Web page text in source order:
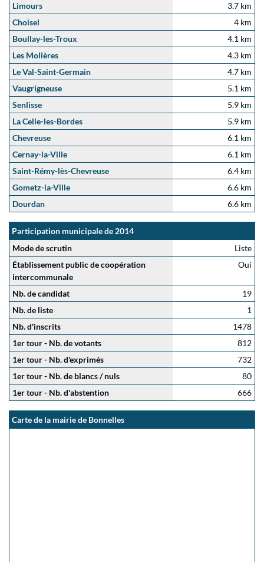
Limours
3.7 km
Choisel
4 km
Boullay-les-Troux
4.1 km
Les Molières
4.3 km
Le Val-Saint-Germain
4.7 km
Vaugrigneuse
5.1 km
Senlisse
5.9 km
La Celle-les-Bordes
5.9 km
Chevreuse
6.1 km
Cernay-la-Ville
6.1 km
Saint-Rémy-lès-Chevreuse
6.4 km
Gometz-la-Ville
6.6 km
Dourdan
6.6 km
Participation municipale de 2014
Mode de scrutin
Liste
Établissement public de coopération
intercommunale
Oui
Nb. de candidat
19
Nb. de liste
1
Nb. d'inscrits
1478
1er tour - Nb. de votants
812
1er tour - Nb. d'exprimés
732
1er tour - Nb. de blancs / nuls
80
1er tour - Nb. d'abstention
666
Carte de la mairie de Bonnelles